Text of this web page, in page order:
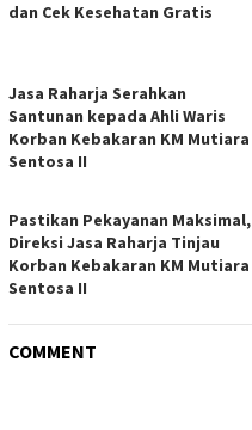
dan Cek Kesehatan Gratis
Jasa Raharja Serahkan
Santunan kepada Ahli Waris
Korban Kebakaran KM Mutiara
Sentosa II
Pastikan Pekayanan Maksimal,
Direksi Jasa Raharja Tinjau
Korban Kebakaran KM Mutiara
Sentosa II
COMMENT